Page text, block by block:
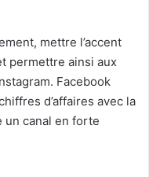
mettre l’accent
permettre ainsi aux
Facebook
d’affaires avec la
un canal en forte